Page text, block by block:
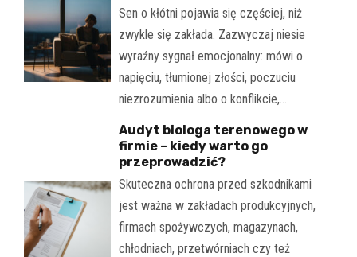
Sen o kłótni pojawia się częściej, niż
zwykle się zakłada. Zazwyczaj niesie
wyraźny sygnał emocjonalny: mówi o
napięciu, tłumionej złości, poczuciu
niezrozumienia albo o konflikcie,…
Audyt biologa terenowego w
firmie – kiedy warto go
przeprowadzić?
Skuteczna ochrona przed szkodnikami
jest ważna w zakładach produkcyjnych,
firmach spożywczych, magazynach,
chłodniach, przetwórniach czy też